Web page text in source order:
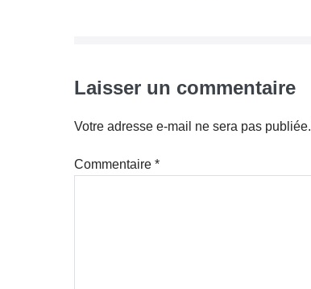
Laisser un commentaire
Votre adresse e-mail ne sera pas publiée.
Commentaire *